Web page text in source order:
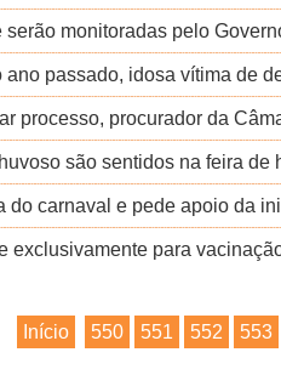
monitoradas pelo
passado, idosa vítima de
processo, procurador da
são sentidos na feira de
do carnaval e pede apoio da
exclusivamente para
Início 550 551 552 553